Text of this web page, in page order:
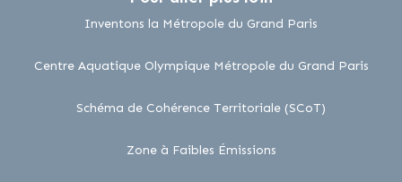
Inventons la Métropole du Grand Paris
Centre Aquatique Olympique Métropole du Grand Parislien
Schéma de Cohérence Territoriale (SCoT)
Zone à Faibles Émissionslien externe